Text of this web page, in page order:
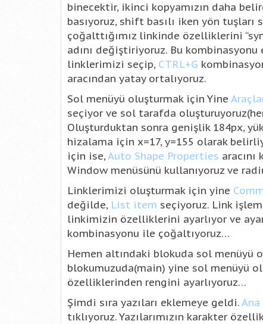
binecektir, ikinci kopyamızın daha
basıyoruz, shift basılı iken yön
çoğalttığımız linkinde özelliklerini
adını değiştiriyoruz. Bu
linklerimizi seçip, CTRL+G
aracından yatay ortalıyoruz.
Sol menüyü oluşturmak için Yine
seçiyor ve sol tarafda
Oluşturduktan sonra genişlik 184px,
hizalama için x=17, y=155 olarak
için ise,Auto Shape Properties
Window menüsünü kullanıyoruz ve
Linklerimizi oluşturmak için yine
değilde, List item seçiyoruz. Link
linkimizin özelliklerini ayarlıyor ve
kombinasyonu ile çoğaltıyoruz…
Hemen altındaki blokuda sol menüyü
blokumuzuda(main) yine sol menüyü
özelliklerinden rengini ayarlıyoruz…
Şimdi sıra yazıları eklemeye geldi.
tıklıyoruz. Yazılarımızın karakter